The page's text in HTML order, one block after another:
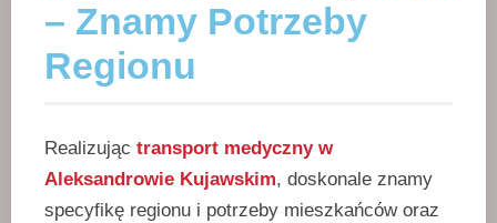
– Znamy Potrzeby
Regionu
Realizując transport medyczny w
Aleksandrowie Kujawskim, doskonale znamy
specyfikę regionu i potrzeby mieszkańców oraz